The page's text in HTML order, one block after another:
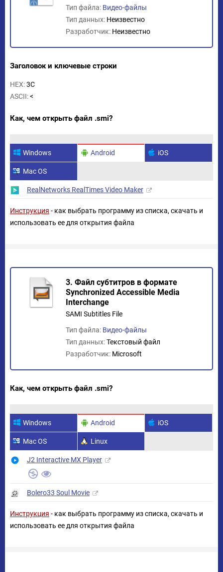
Тип файла: Видео-файлы
Тип данных: Неизвестно
Разработчик: Неизвестно
Заголовок и ключевые строки
HEX:3C
ASCII:<
Как, чем открыть файл .smi?
Windows Android iOS
Mac OS
RealNetworks RealTimes Video Maker
Инструкция - как выбрать программу из списка, скачать и
использовать ее для открытия файла
3. Файл субтитров в формате
Synchronized Accessible Media
Interchange
SAMI Subtitles File
Тип файла: Видео-файлы
Тип данных:Текстовый файл
Разработчик: Microsoft
Как, чем открыть файл .smi?
Windows Android iOS
Mac OS Linux
J2 Interactive MX Player
Bolero33 Soul Movie
Инструкция - как выбрать программу из списка, скачать и
использовать ее для открытия файла